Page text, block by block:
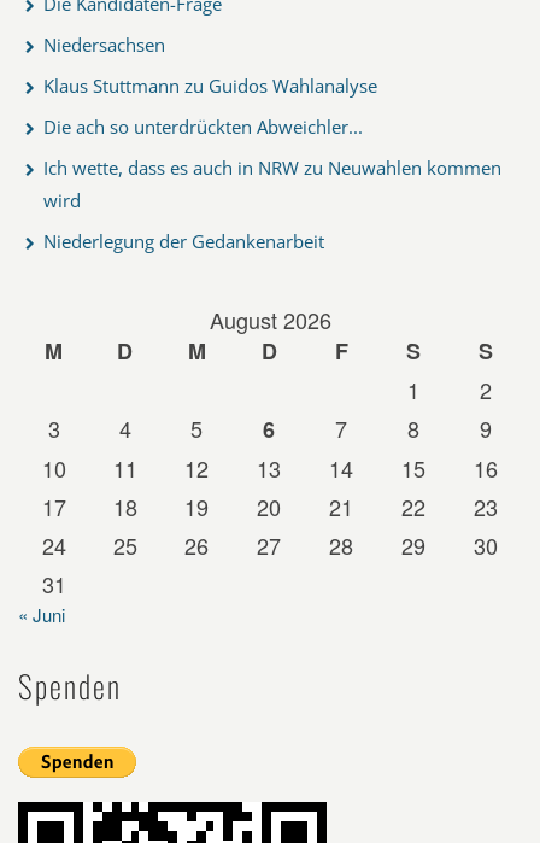
Niedersachsen
Klaus Stuttmann zu Guidos Wahlanalyse
Die ach so unterdrückten Abweichler...
Ich wette, dass es auch in NRW zu Neuwahlen kommen
wird
Niederlegung der Gedankenarbeit
August 2026
M
D M D F S
S
1
2
3
4 5 6 7 8
9
10
11 12 13 14 15
16
17
18 19 20 21 22
23
24
25 26 27 28 29
30
31
« Juni
Spenden